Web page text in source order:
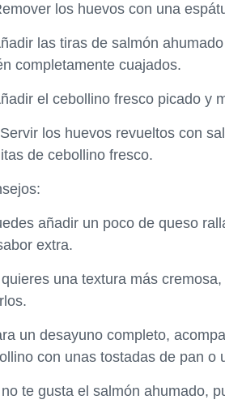
los huevos con una
las tiras de salmón
completamente cuajados.
el cebollino fresco picado y
los huevos revueltos con
de cebollino fresco.
añadir un poco de queso
extra.
una textura más
un desayuno completo,
con unas tostadas de pan o
te gusta el salmón ahumado,